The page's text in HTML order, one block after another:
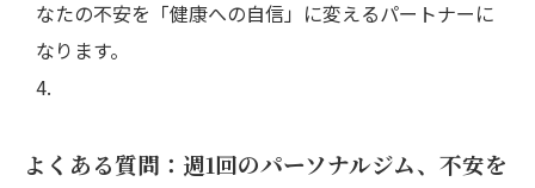
なたの不安を「健康への自信」に変えるパートナーに
なります。
よくある質問：週1回のパーソナルジム、不安を